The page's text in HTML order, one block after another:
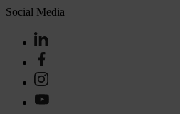
Social Media